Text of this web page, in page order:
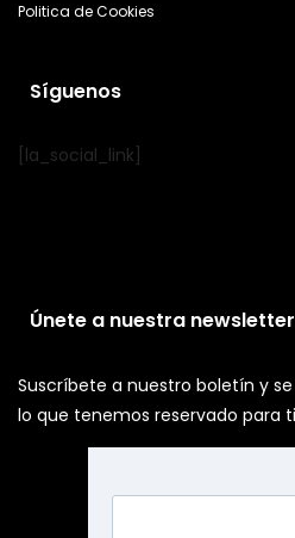
Politica de Cookies
Síguenos
[la_social_link]
Únete a nuestra newsletter
Suscríbete a nuestro boletín y
lo que tenemos reservado para